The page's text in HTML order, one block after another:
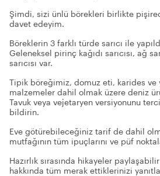
Şimdi, sizi ünlü börekleri birlikte
davet edeyim.
Böreklerin 3 farklı türde sarıcı ile
Geleneksel pirinç kağıdı sarıcısı, ağ
sarıcısı var.
Tipik böreğimiz, domuz eti, karides ve
malzemeler dahil olmak üzere deniz
Tavuk veya vejetaryen versiyonunu
bildirin.
Eve götürebileceğiniz tarif de dahil
mutfağının tüm ipuçlarını ve püf
Hazırlık sırasında hikayeler
hakkında tüm merak ettiklerinizi